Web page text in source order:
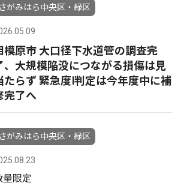
さがみはら中央区・緑区
模原市 大口径下水道管の調査完
、大規模陥没につながる損傷は見
たらず 緊急度Ⅰ判定は今年度中に補
完了へ
さがみはら中央区・緑区
量限定